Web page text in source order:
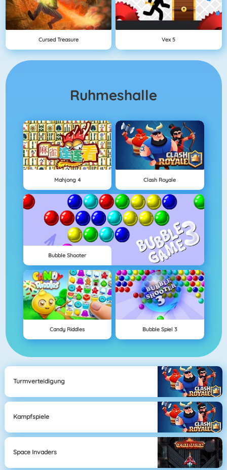
Cursed Treasure Vex 5
Ruhmeshalle
Mahjong 4 Clash Royale
Bubble Shooter
Candy Riddles Bubble Spiel 3
Turmverteidigung
Kampfspiele
Space Invaders